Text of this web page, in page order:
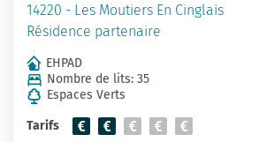
14220 - Les Moutiers En Cinglais
Résidence partenaire
EHPAD
Nombre de lits: 35
Espaces Verts
Tarifs